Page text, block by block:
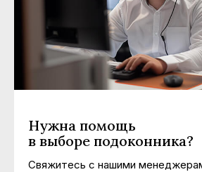
Нужна помощь
в выборе подоконника?
Свяжитесь с нашими